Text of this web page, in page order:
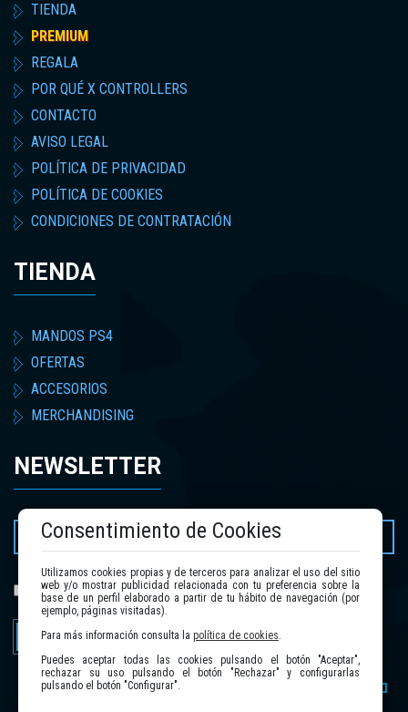
TIENDA
PREMIUM
REGALA
POR QUÉ X CONTROLLERS
CONTACTO
AVISO LEGAL
POLÍTICA DE PRIVACIDAD
POLÍTICA DE COOKIES
CONDICIONES DE CONTRATACIÓN
TIENDA
MANDOS PS4
OFERTAS
ACCESORIOS
MERCHANDISING
NEWSLETTER
He leído y acepto lapolítica de privacidad.
Enviar
Consentimiento de Cookies
Utilizamos cookies propias y de terceros para analizar el uso del sitio
web y/o mostrar publicidad relacionada con tu preferencia sobre la
base de un perfil elaborado a partir de tu hábito de navegación (por
ejemplo, páginas visitadas).
Para más información consulta la política de cookies.
Puedes aceptar todas las cookies pulsando el botón "Aceptar",
rechazar su uso pulsando el botón "Rechazar" y configurarlas
pulsando el botón "Configurar".